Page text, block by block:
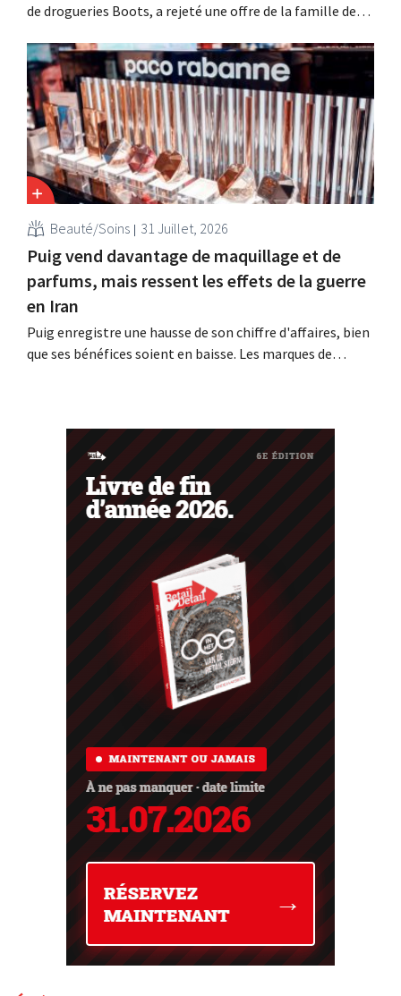
de drogueries Boots, a rejeté une offre de la famille de
au rachat. L'incertitude quant à l'avenir du détaillant
persiste.
Beauté/Soins 31 Juillet, 2026
Puig vend davantage de maquillage et de
parfums, mais ressent les effets de la guerre
en Iran
Puig enregistre une hausse de son chiffre d'affaires, bien
que ses bénéfices soient en baisse. Les marques de